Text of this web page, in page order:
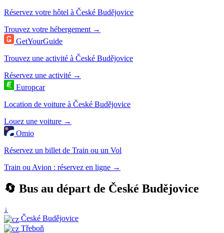
Réservez votre hôtel à České Budějovice
Trouvez votre hébergement →
GetYourGuide
Trouvez une activité à České Budějovice
Réservez une activité →
Europcar
Location de voiture à České Budějovice
Louez une voiture →
Omio
Réservez un billet de Train ou un Vol
Train ou Avion : réservez en ligne →
🔄 Bus au départ de České Budějovice
↓
České Budějovice
Třeboň